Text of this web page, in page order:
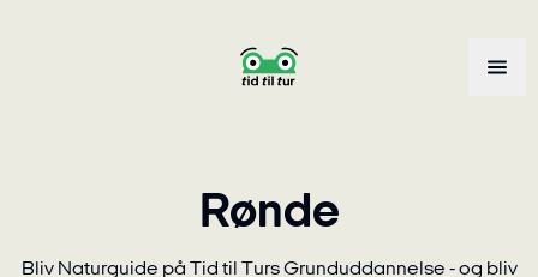
Rønde
Bliv Naturguide på Tid til Turs Grunduddannelse - og bliv